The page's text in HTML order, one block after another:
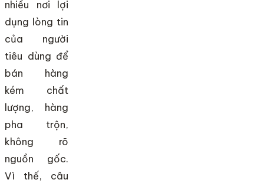
nhiều nơi lợi
dụng lòng tin
của người
tiêu dùng để
bán hàng
kém chất
lượng, hàng
pha trộn,
không rõ
nguồn gốc.
Vì thế, câu